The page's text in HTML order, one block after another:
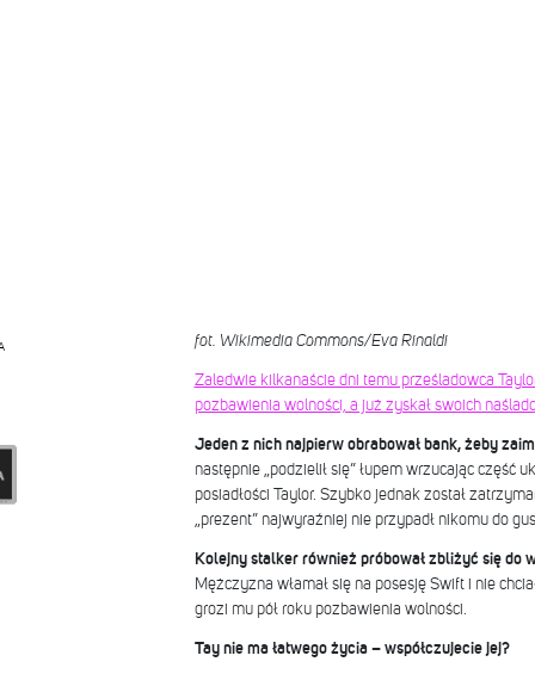
fot. Wikimedia Commons/Eva Rinaldi
Zaledwie kilkanaście dni temu prześladowca
pozbawienia wolności, a już zyskał swoich
Jeden z nich najpierw obrabował bank, żeby
następnie „podzielił się” łupem wrzucając część
posiadłości Taylor. Szybko jednak został
„prezent” najwyraźniej nie przypadł nikomu do
Kolejny stalker również próbował zbliżyć się do
Mężczyzna włamał się na posesję Swift i nie
grozi mu pół roku pozbawienia wolności.
Tay nie ma łatwego życia – współczujecie jej?